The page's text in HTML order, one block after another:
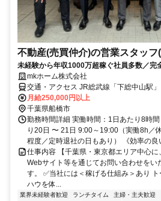
不動産(売買仲介)の営業スタッフ
未経験から年収1000万超稼ぐ社員多数／完
mkホーム株式会社
交通・アクセス JR総武線「下総中山駅
成中山駅」より徒歩2分
月給250,000円以上
千葉県船橋市
勤務時間詳細 実働時間：1日あたり8時
り20日 〜 21日 9:00～19:00（実働8h／
程度／定時退社の日もあり） 《効率の良
仕事内容 【千葉県・東京都エリア中心に
Webサイト等を通じてお問い合わせをい
す。 ✅当社には＜稼げる仕組み＞あり
ハウを体...
業界未経験者歓迎 ランチタイム 主婦・主夫歓迎